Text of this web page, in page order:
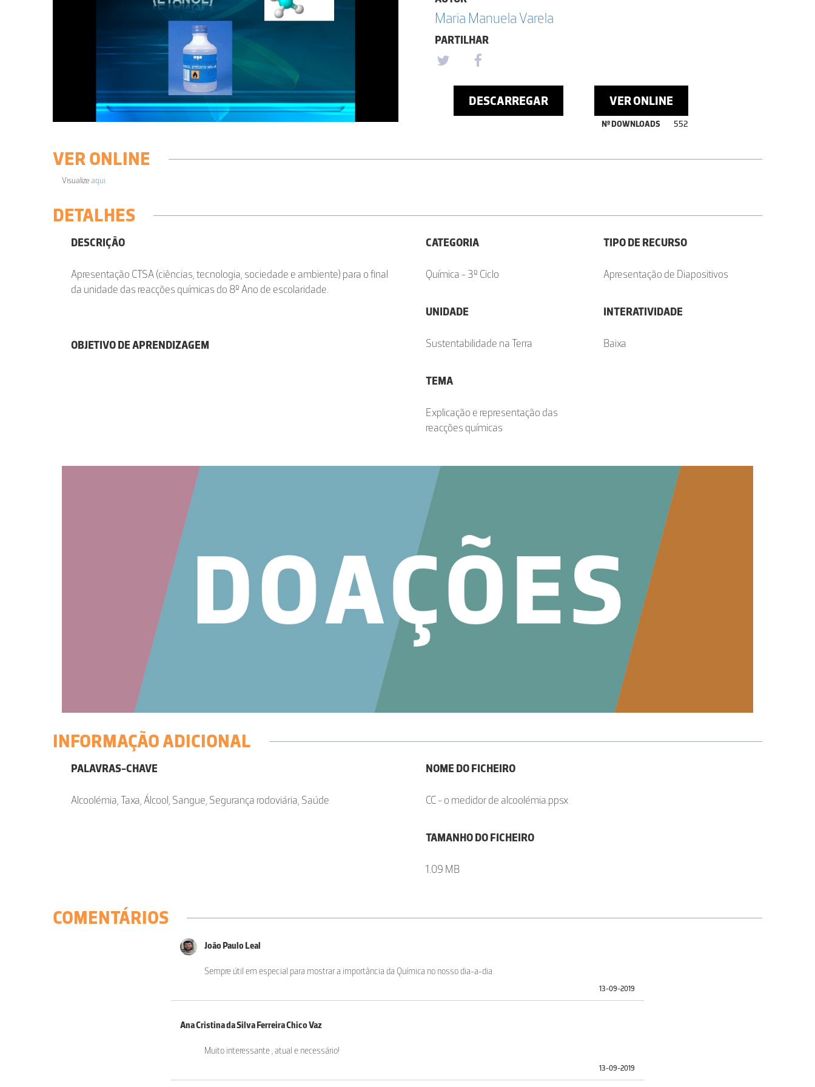
Maria Manuela Varela
PARTILHAR
DESCARREGAR VER ONLINE
Nº DOWNLOADS 552
VER ONLINE
Visualizeaqui.
DETALHES
DESCRIÇÃO
Apresentação CTSA (ciências, tecnologia, sociedade e ambiente) para o final
da unidade das reacções químicas do 8º Ano de escolaridade.
OBJETIVO DE APRENDIZAGEM
CATEGORIA
Química - 3º Ciclo
UNIDADE
Sustentabilidade na Terra
TEMA
Explicação e representação das
reacções químicas
TIPO DE RECURSO
Apresentação de Diapositivos
INTERATIVIDADE
Baixa
INFORMAÇÃO ADICIONAL
PALAVRAS-CHAVE
Alcoolémia, Taxa, Álcool, Sangue, Segurança rodoviária, Saúde
NOME DO FICHEIRO
CC - o medidor de alcoolémia.ppsx
TAMANHO DO FICHEIRO
1.09 MB
COMENTÁRIOS
João Paulo Leal
Sempre útil em especial para mostrar a importância da Química no nosso dia-a-dia.
13-09-2019
Ana Cristina da Silva Ferreira Chico Vaz
Muito interessante , atual e necessário!
13-09-2019